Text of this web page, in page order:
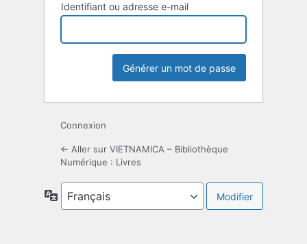
Identifiant ou adresse e-mail
Connexion
← Aller sur VIETNAMICA – Bibliothèque
Numérique : Livres
Langue